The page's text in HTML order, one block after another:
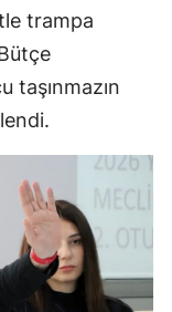
trampa
taşınmazın